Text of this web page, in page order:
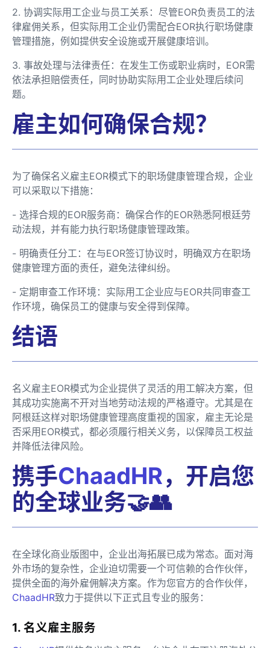
2. 协调实际用工企业与员工关系：尽管EOR负责员工的法
律雇佣关系，但实际用工企业仍需配合EOR执行职场健康
管理措施，例如提供安全设施或开展健康培训。
3. 事故处理与法律责任：在发生工伤或职业病时，EOR需
依法承担赔偿责任，同时协助实际用工企业处理后续问
题。
雇主如何确保合规？
为了确保名义雇主EOR模式下的职场健康管理合规，企业
可以采取以下措施：
- 选择合规的EOR服务商：确保合作的EOR熟悉阿根廷劳
动法规，并有能力执行职场健康管理政策。
- 明确责任分工：在与EOR签订协议时，明确双方在职场
健康管理方面的责任，避免法律纠纷。
- 定期审查工作环境：实际用工企业应与EOR共同审查工
作环境，确保员工的健康与安全得到保障。
结语
名义雇主EOR模式为企业提供了灵活的用工解决方案，但
其成功实施离不开对当地劳动法规的严格遵守。尤其是在
阿根廷这样对职场健康管理高度重视的国家，雇主无论是
否采用EOR模式，都必须履行相关义务，以保障员工权益
并降低法律风险。
携手ChaadHR，开启您
的全球业务🤝👥
在全球化商业版图中，企业出海拓展已成为常态。面对海
外市场的复杂性，企业迫切需要一个可信赖的合作伙伴，
提供全面的海外雇佣解决方案。作为您官方的合作伙伴，
ChaadHR致力于提供以下正式且专业的服务：
1. 名义雇主服务